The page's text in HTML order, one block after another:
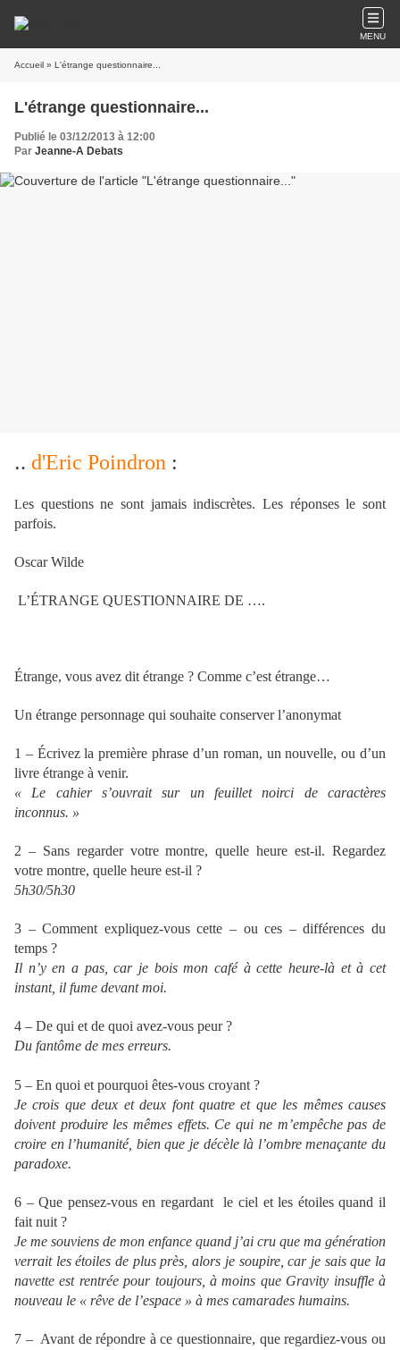
MENU
Accueil » L'étrange questionnaire...
L'étrange questionnaire...
Publié le 03/12/2013 à 12:00
Par Jeanne-A Debats
.. d'Eric Poindron :
Les questions ne sont jamais indiscrètes. Les réponses le sont
parfois.
Oscar Wilde
L’ÉTRANGE QUESTIONNAIRE DE ….
Étrange, vous avez dit étrange ? Comme c’est étrange…
Un étrange personnage qui souhaite conserver l’anonymat
1 – Écrivez la première phrase d’un roman, un nouvelle, ou d’un
livre étrange à venir.
« Le cahier s’ouvrait sur un feuillet noirci de caractères
inconnus. »
2 – Sans regarder votre montre, quelle heure est-il. Regardez
votre montre, quelle heure est-il ?
5h30/5h30
3 – Comment expliquez-vous cette – ou ces – différences du
temps ?
Il n’y en a pas, car je bois mon café à cette heure-là et à cet
instant, il fume devant moi.
4 – De qui et de quoi avez-vous peur ?
Du fantôme de mes erreurs.
5 – En quoi et pourquoi êtes-vous croyant ?
Je crois que deux et deux font quatre et que les mêmes causes
doivent produire les mêmes effets. Ce qui ne m’empêche pas de
croire en l’humanité, bien que je décèle là l’ombre menaçante du
paradoxe.
6 – Que pensez-vous en regardant le ciel et les étoiles quand il
fait nuit ?
Je me souviens de mon enfance quand j’ai cru que ma génération
verrait les étoiles de plus près, alors je soupire, car je sais que la
navette est rentrée pour toujours, à moins que Gravity insuffle à
nouveau le « rêve de l’espace » à mes camarades humains.
7 – Avant de répondre à ce questionnaire, que regardiez-vous ou